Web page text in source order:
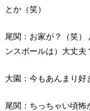
とか（笑）
尾関：お家が？（笑）
ンスボールは）大丈夫
大園：今もあんまり好
尾関：ちっちゃい頃